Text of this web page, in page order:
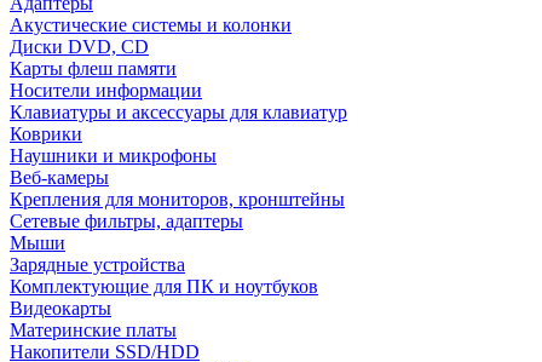
Акустические системы и колонки
Диски DVD, CD
Карты флеш памяти
Носители информации
Клавиатуры и аксессуары для клавиатур
Коврики
Наушники и микрофоны
Веб-камеры
Крепления для мониторов, кронштейны
Сетевые фильтры, адаптеры
Мыши
Зарядные устройства
Комплектующие для ПК и ноутбуков
Видеокарты
Материнские платы
Накопители SSD/HDD